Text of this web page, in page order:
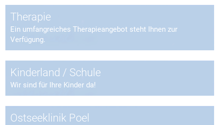
Therapie
Ein umfangreiches Therapieangebot steht Ihnen zur
Verfügung.
Kinderland / Schule
Wir sind für Ihre Kinder da!
Ostseeklinik Poel